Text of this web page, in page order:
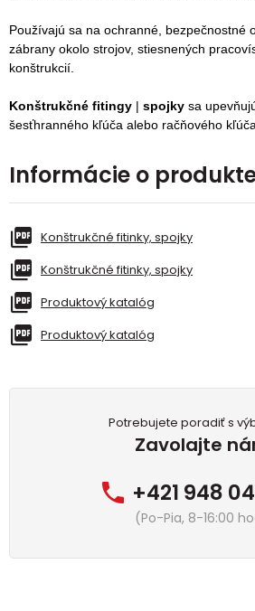
Používajú sa na ochranné, bezpečnostné
zábrany okolo strojov, stiesnených
konštrukcií.
Konštrukčné fitingy | spojky sa
šesťhranného kľúča alebo račňového kľúča.
Informácie o
Konštrukčné fitinky, spojky
Konštrukčné fitinky, spojky
Produktový katalóg
Produktový katalóg
Potrebujete poradiť s
Zavolajte
+421 948
(Po-Pia, 8-16:00